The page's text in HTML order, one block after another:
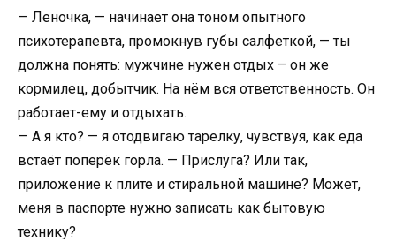
— Леночка, — начинает она тоном опытного
психотерапевта, промокнув губы салфеткой, — ты
должна понять: мужчине нужен отдых – он же
кормилец, добытчик. На нём вся ответственность. Он
работает-ему и отдыхать.
— А я кто? — я отодвигаю тарелку, чувствуя, как еда
встаёт поперёк горла. — Прислуга? Или так,
приложение к плите и стиральной машине? Может,
меня в паспорте нужно записать как бытовую
технику?